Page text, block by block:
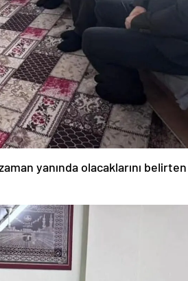
yanında olacaklarını belirten